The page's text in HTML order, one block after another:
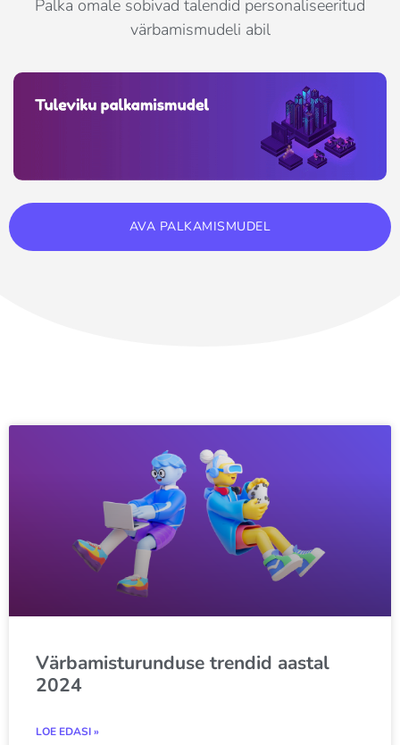
Palka omale sobivad talendid personaliseeritud
värbamismudeli abil
AVA PALKAMISMUDEL
Värbamisturunduse trendid aastal
2024
LOE EDASI »